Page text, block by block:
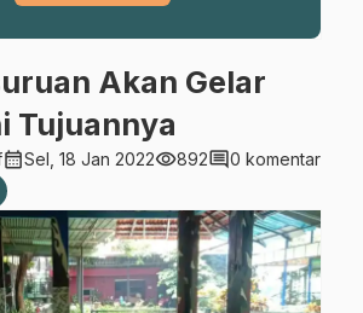
Akan Gelar
Tujuannya
calendar_monthSel, 18 Jan 2022visibility892comment0 komentar